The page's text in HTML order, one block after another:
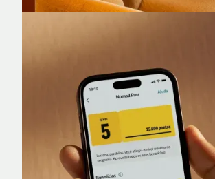
Nomad Lounge
Sala VIP no Aeroporto de Guarulhos